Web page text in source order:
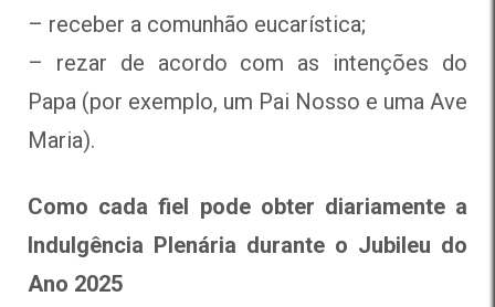
– receber a comunhão eucarística;
– rezar de acordo com as intenções do
Papa (por exemplo, um Pai Nosso e uma Ave
Maria).
Como cada fiel pode obter diariamente a
Indulgência Plenária durante o Jubileu do
Ano 2025